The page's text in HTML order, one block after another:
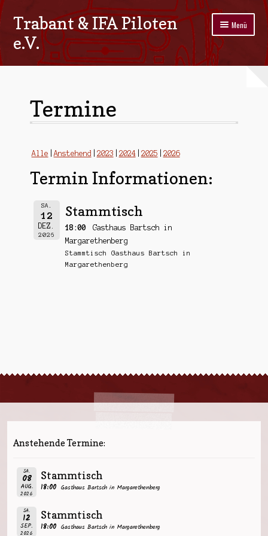
Zur
Navigation
springen
Zum
springen
Trabant & IFA Piloten
e.V.
Menü
Home
Galerie
Stammtisch
Kontakt
Impressum/Datenschutz
Termine
Alle Anstehend 2023 2024 2025 2026
Termin Informationen:
SA.
12
DEZ.
2026
Stammtisch
18:00
Gasthaus Bartsch in
Margarethenberg
Stammtisch Gasthaus Bartsch in
Margarethenberg
Anstehende Termine:
SA.
08
AUG.
2026
Stammtisch
18:00 Gasthaus Bartsch in Margarethenberg
SA.
12
SEP.
2026
Stammtisch
18:00 Gasthaus Bartsch in Margarethenberg